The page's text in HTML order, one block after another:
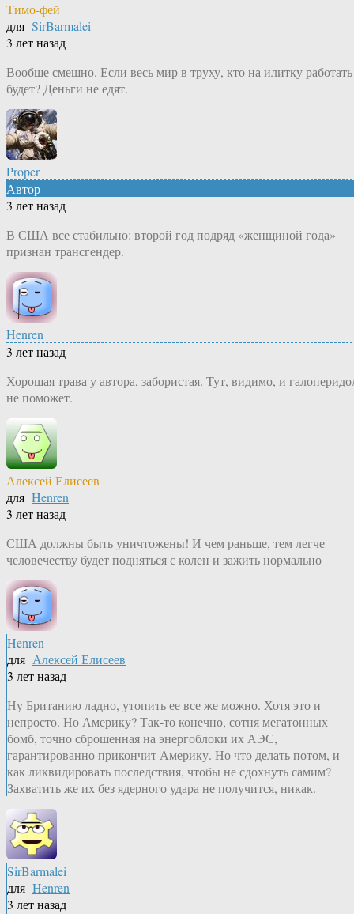
Тимо-фей
для SirBarmalei
3 лет назад
Вообще смешно. Если весь мир в труху, кто на илитку работать
будет? Деньги не едят.
Proper
Автор
3 лет назад
В США все стабильно: второй год подряд «женщиной года»
признан трансгендер.
Henren
3 лет назад
Хорошая трава у автора, забористая. Тут, видимо, и
не поможет.
Алексей Елисеев
для Henren
3 лет назад
США должны быть уничтожены! И чем раньше, тем легче
человечеству будет подняться с колен и зажить нормально
Henren
для Алексей Елисеев
3 лет назад
Ну Британию ладно, утопить ее все же можно. Хотя это и
непросто. Но Америку? Так-то конечно, сотня мегатонных
бомб, точно сброшенная на энергоблоки их АЭС,
гарантированно прикончит Америку. Но что делать потом, и
как ликвидировать последствия, чтобы не сдохнуть самим?
Захватить же их без ядерного удара не получится, никак.
SirBarmalei
для Henren
3 лет назад